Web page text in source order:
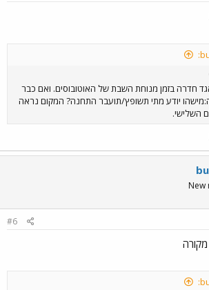
חדרה בזמן מנוחת השבת של האוטובוסים. ואם כבר
יודע מתי תשופץ/תועבר התחנה? המקום נראה
השלישי.
New
#6
מקורה